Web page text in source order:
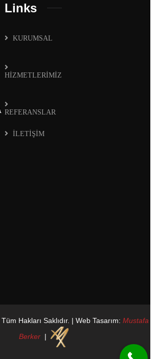
Links
KURUMSAL
HİZMETLERİMİZ
REFERANSLAR
İLETİŞİM
Hakları Saklıdır. | Web Tasarım: Mustafa
Berker|